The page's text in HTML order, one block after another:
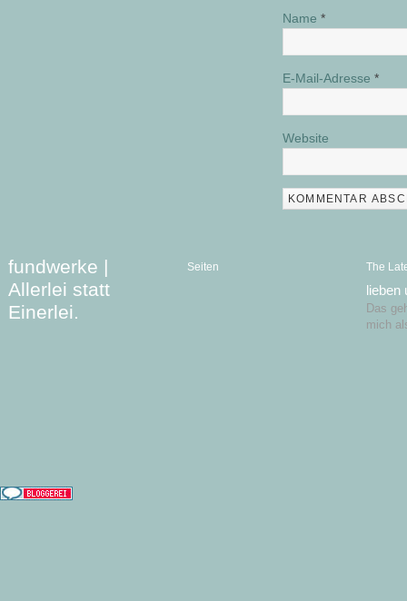
Name *
E-Mail-Adresse *
Website
fundwerke |
Allerlei statt
Einerlei.
Seiten The
lieben
Das
mich